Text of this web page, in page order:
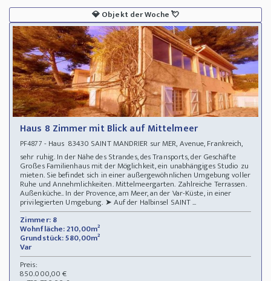
💎Objekt der Woche💘
Haus 8 Zimmer mit Blick auf Mittelmeer
PF4877 - Haus 83430 SAINT MANDRIER sur MER, Avenue, Frankreich,
sehr ruhig. In der Nähe des Strandes, des Transports, der Geschäfte
Großes Familienhaus mit der Möglichkeit, ein unabhängiges Studio zu
mieten. Sie befindet sich in einer außergewöhnlichen Umgebung voller
Ruhe und Annehmlichkeiten. Mittelmeergarten. Zahlreiche Terrassen.
Außenküche.. In der Provence, am Meer, an der Var-Küste, in einer
privilegierten Umgebung. ➤ Auf der Halbinsel SAINT ...
Zimmer: 8
Wohnfläche: 210,00m²
Grundstück: 580,00m²
Var
Preis:
850.000,00 €